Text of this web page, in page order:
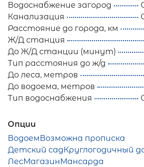
Водоснабжение загород
Канализация
Расстояние до города, км
Ж/Д станция
До Ж/Д станции (минут)
Тип расстояния до ж/д
До леса, метров
До водоема, метров
Тип водоснабжения
Опции
ВодоемВозможна прописка
Детский садКруглогодичный
ЛесМагазинМансарда